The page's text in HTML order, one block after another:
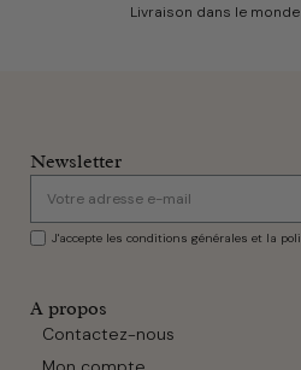
Livraison dans le
Newsletter
J'accepte les conditions générales et la
A propos
Contactez-nous